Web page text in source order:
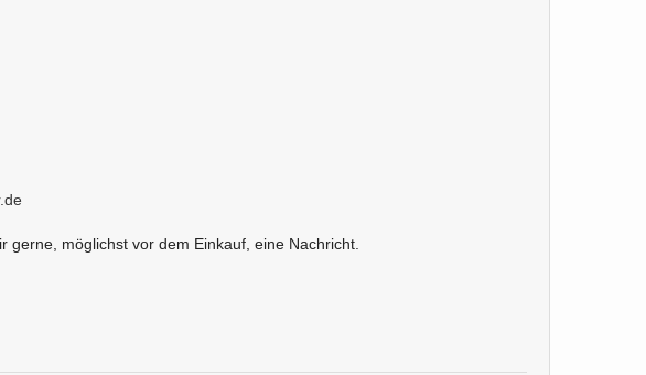
möglichst vor dem Einkauf, eine Nachricht.